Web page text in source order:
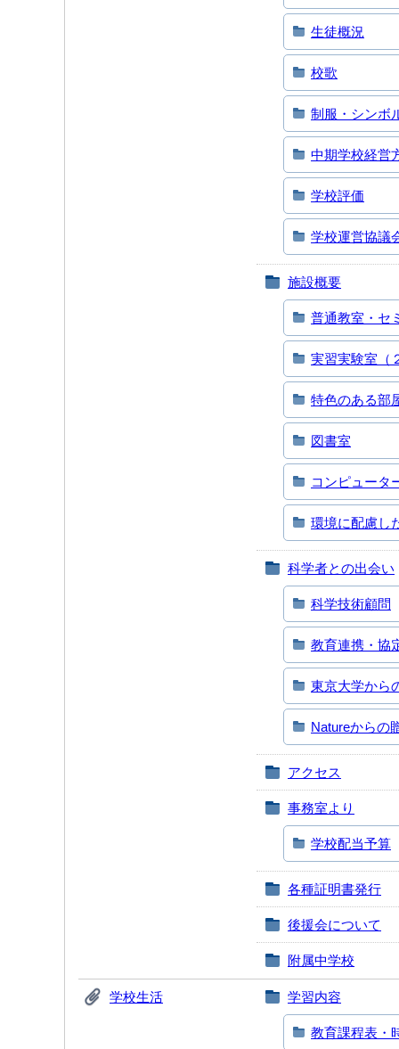
生徒概況
校歌
制服・シンボ
中期学校経営
学校評価
学校運営協議
施設概要
普通教室・セ
実習実験室（
特色のある部
図書室
コンピュータ
環境に配慮し
科学者との出会い
科学技術顧問
教育連携・協
東京大学から
Natureからの
アクセス
事務室より
学校配当予算
各種証明書発行
後援会について
附属中学校
学校生活 学習内容
教育課程表・